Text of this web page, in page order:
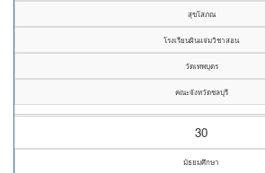
สุขโสภณ
โรงเรียนผินแจ่มวิชาสอน
วัดเทพบุตร
คณะจังหวัดชลบุรี
30
มัธยมศึกษา